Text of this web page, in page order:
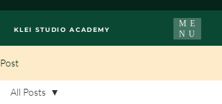
KLEI STUDIO ACADEMY
ME
NU
Post
All Posts